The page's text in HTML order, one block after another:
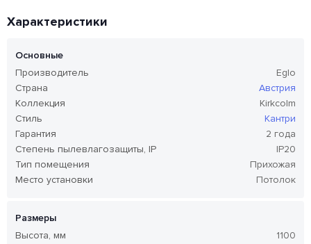
Характеристики
Основные
Производитель
Eglo
Страна
Австрия
Коллекция
Kirkcolm
Стиль
Кантри
Гарантия
2 года
Степень пылевлагозащиты, IP
IP20
Тип помещения
Прихожая
Место установки
Потолок
Размеры
Высота, мм
1100